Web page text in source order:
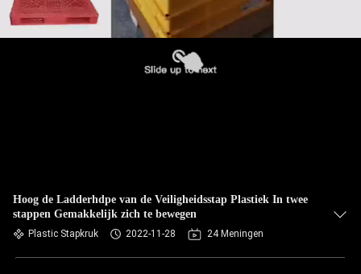
Hoog de Ladderhdpe van de Veiligheidsstap Plastiek In twee
stappen Gemakkelijk zich te bewegen
Plastic Stapkruk 2022-11-28 24 Meningen